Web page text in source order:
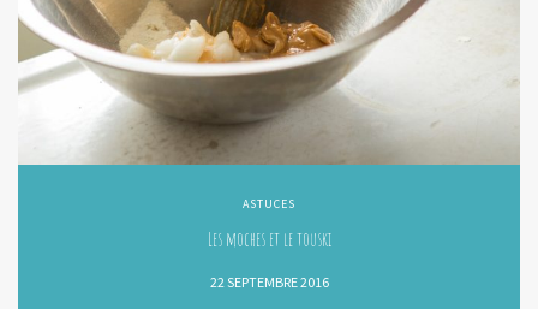
ASTUCES
Les moches et le touski
22 SEPTEMBRE 2016